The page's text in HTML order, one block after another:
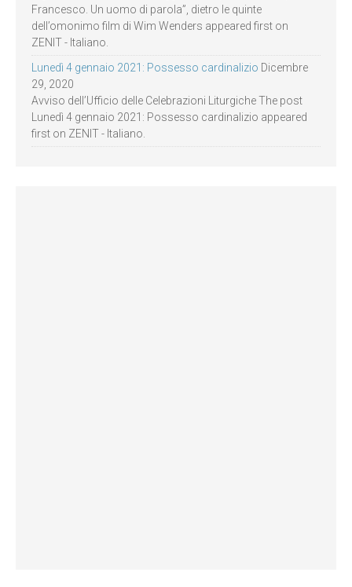
Francesco. Un uomo di parola”, dietro le quinte
dell’omonimo film di Wim Wenders appeared first on
ZENIT - Italiano.
Lunedì 4 gennaio 2021: Possesso cardinalizio Dicembre
29, 2020
Avviso dell’Ufficio delle Celebrazioni Liturgiche The post
Lunedì 4 gennaio 2021: Possesso cardinalizio appeared
first on ZENIT - Italiano.